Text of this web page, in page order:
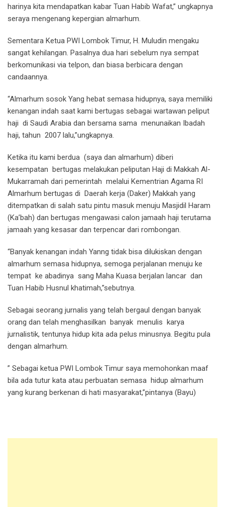
harinya kita mendapatkan kabar Tuan Habib Wafat,” ungkapnya
seraya mengenang kepergian almarhum.
Sementara Ketua PWI Lombok Timur, H. Muludin mengaku
sangat kehilangan. Pasalnya dua hari sebelum nya sempat
berkomunikasi via telpon, dan biasa berbicara dengan
candaannya.
“Almarhum sosok Yang hebat semasa hidupnya, saya memiliki
kenangan indah saat kami bertugas sebagai wartawan peliput
haji di Saudi Arabia dan bersama sama menunaikan Ibadah
haji, tahun 2007 lalu,”ungkapnya.
Ketika itu kami berdua (saya dan almarhum) diberi
kesempatan bertugas melakukan peliputan Haji di Makkah Al-
Mukarramah dari pemerintah melalui Kementrian Agama RI
Almarhum bertugas di Daerah kerja (Daker) Makkah yang
ditempatkan di salah satu pintu masuk menuju Masjidil Haram
(Ka’bah) dan bertugas mengawasi calon jamaah haji terutama
jamaah yang kesasar dan terpencar dari rombongan.
“Banyak kenangan indah Yanng tidak bisa dilukiskan dengan
almarhum semasa hidupnya, semoga perjalanan menuju ke
tempat ke abadinya sang Maha Kuasa berjalan lancar dan
Tuan Habib Husnul khatimah,”sebutnya.
Sebagai seorang jurnalis yang telah bergaul dengan banyak
orang dan telah menghasilkan banyak menulis karya
jurnalistik, tentunya hidup kita ada pelus minusnya. Begitu pula
dengan almarhum.
” Sebagai ketua PWI Lombok Timur saya memohonkan maaf
bila ada tutur kata atau perbuatan semasa hidup almarhum
yang kurang berkenan di hati masyarakat,”pintanya (Bayu)